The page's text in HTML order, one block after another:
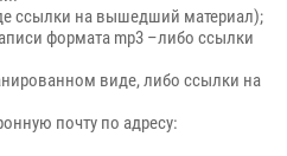
ссылки на вышедший материал);
формата mp3 –либо ссылки
виде, либо ссылки на
почту по адресу: